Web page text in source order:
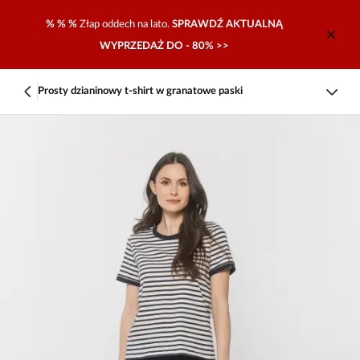
% % % Złap oddech na lato. SPRAWDŹ AKTUALNĄ
WYPRZEDAŻ DO - 80% >>
Prosty dzianinowy t-shirt w granatowe paski